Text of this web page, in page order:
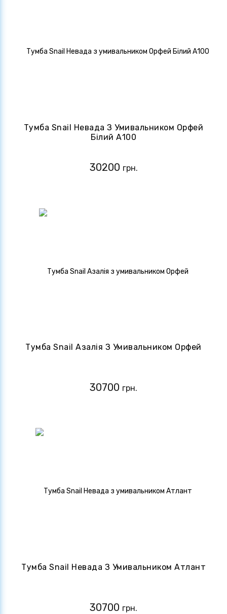
Тумба Snail Невада З Умивальником Орфей
Білий А100
30200 грн.
Тумба Snail Азалія З Умивальником Орфей
30700 грн.
Тумба Snail Невада З Умивальником Атлант
30700 грн.